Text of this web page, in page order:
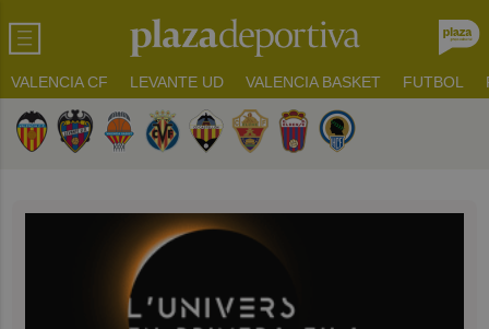
VALENCIA CF LEVANTE UD VALENCIA BASKET FUTBOL